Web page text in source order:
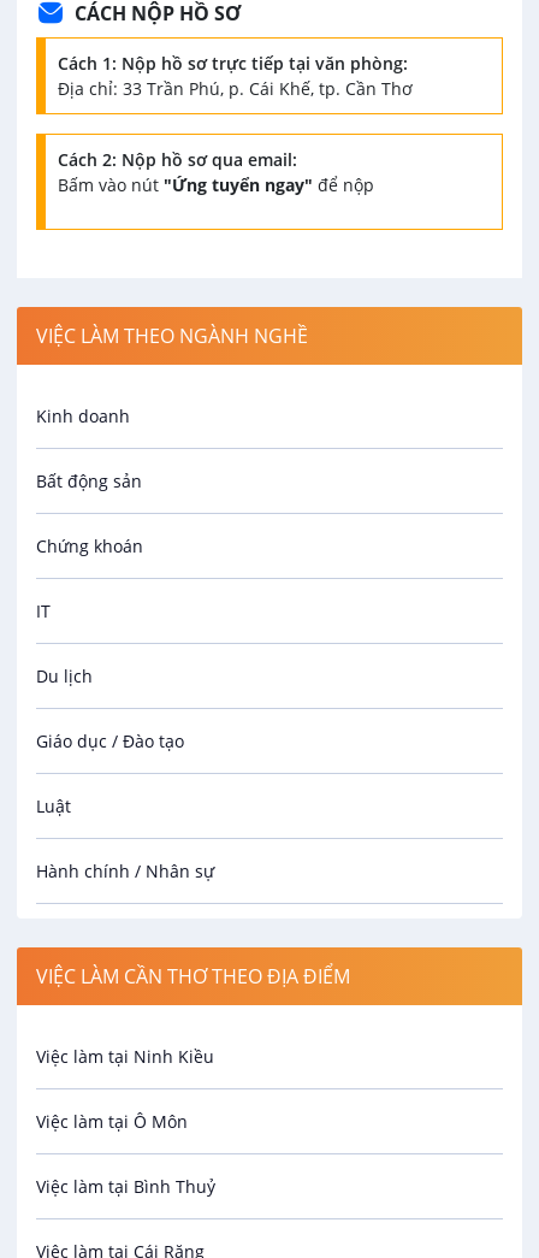
CÁCH NỘP HỒ SƠ
Cách 1: Nộp hồ sơ trực tiếp tại văn phòng:
Địa chỉ: 33 Trần Phú, p. Cái Khế, tp. Cần Thơ
Cách 2: Nộp hồ sơ qua email:
Bấm vào nút "Ứng tuyển ngay" để nộp
VIỆC LÀM THEO NGÀNH NGHỀ
Kinh doanh
Bất động sản
Chứng khoán
IT
Du lịch
Giáo dục / Đào tạo
Luật
Hành chính / Nhân sự
Spa
Bảo Vệ
An toàn lao động
Bảo hiểm
VIỆC LÀM CẦN THƠ THEO ĐỊA ĐIỂM
Việc làm tại Ninh Kiều
Việc làm tại Ô Môn
Việc làm tại Bình Thuỷ
Việc làm tại Cái Răng